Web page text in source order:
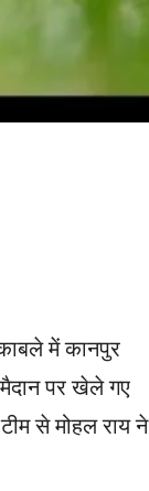
में कानपुर
पर खेले गए
से मोहल राय ने